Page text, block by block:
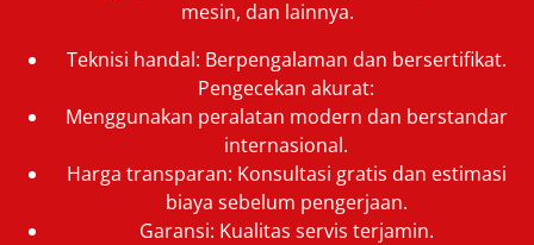
mesin, dan lainnya.
Teknisi handal: Berpengalaman dan bersertifikat.
Pengecekan akurat:
Menggunakan peralatan modern dan berstandar
internasional.
Harga transparan: Konsultasi gratis dan estimasi
biaya sebelum pengerjaan.
Garansi: Kualitas servis terjamin.